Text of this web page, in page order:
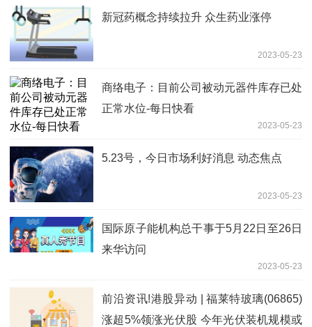
新冠药概念持续拉升 众生药业涨停
2023-05-23
商络电子：目前公司被动元器件库存已处
正常水位-每日快看
2023-05-23
5.23号，今日市场利好消息 动态焦点
2023-05-23
国际原子能机构总干事于5月22日至26日
来华访问
2023-05-23
前沿资讯!港股异动 | 福莱特玻璃(06865)
涨超5%领涨光伏股 今年光伏装机规模或